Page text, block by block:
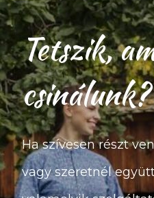
Tetszik,
csinálunk?
Ha szívesen részt
vagy szeretnél